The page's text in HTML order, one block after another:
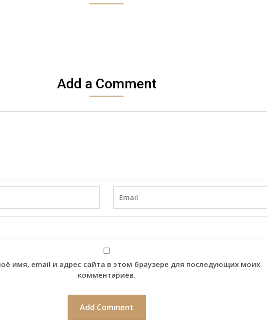
Add a Comment
имя, email и адрес сайта в этом браузере для последующих моих
комментариев.